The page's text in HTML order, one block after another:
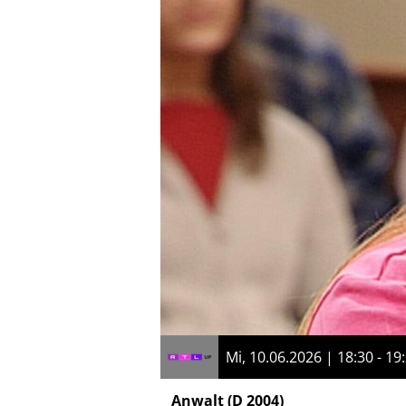
Mi, 10.06.2026 | 18:30 -
Anwalt(D 2004)